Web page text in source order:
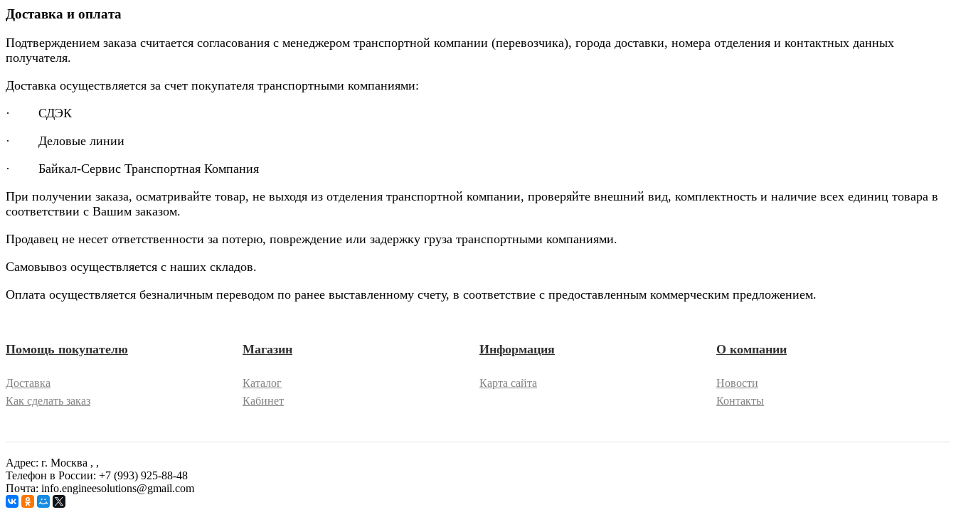
Доставка и оплата
Подтверждением заказа считается согласования с менеджером транспортной компании (перевозчика), города доставки, номера отделения и контактных данных
получателя.
Доставка осуществляется за счет покупателя транспортными компаниями:
· СДЭК
· Деловые линии
· Байкал-Сервис Транспортная Компания
При получении заказа, осматривайте товар, не выходя из отделения транспортной компании, проверяйте внешний вид, комплектность и наличие всех единиц товара в
соответствии с Вашим заказом.
Продавец не несет ответственности за потерю, повреждение или задержку груза транспортными компаниями.
Самовывоз осуществляется с наших складов.
Оплата осуществляется безналичным переводом по ранее выставленному счету, в соответствие с предоставленным коммерческим предложением.
Помощь покупателю
Доставка
Как сделать заказ
Магазин
Каталог
Кабинет
Информация
Карта сайта
О компании
Новости
Контакты
Адрес: г. Москва , ,
Телефон в России: +7 (993) 925-88-48
Почта: info.engineesolutions@gmail.com